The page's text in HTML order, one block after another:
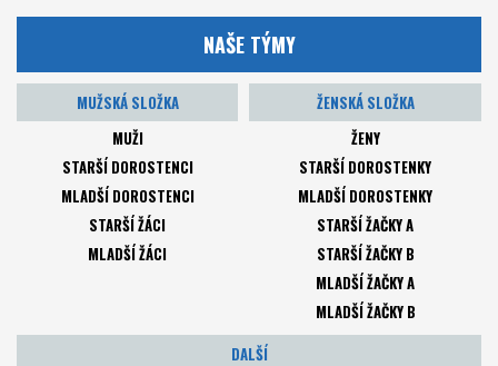
NAŠE TÝMY
MUŽSKÁ SLOŽKA
MUŽI
STARŠÍ DOROSTENCI
MLADŠÍ DOROSTENCI
STARŠÍ ŽÁCI
MLADŠÍ ŽÁCI
ŽENSKÁ SLOŽKA
ŽENY
STARŠÍ DOROSTENKY
MLADŠÍ DOROSTENKY
STARŠÍ ŽAČKY A
STARŠÍ ŽAČKY B
MLADŠÍ ŽAČKY A
MLADŠÍ ŽAČKY B
DALŠÍ